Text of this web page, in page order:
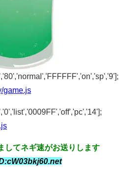
game.js
してネギ速がお送りします